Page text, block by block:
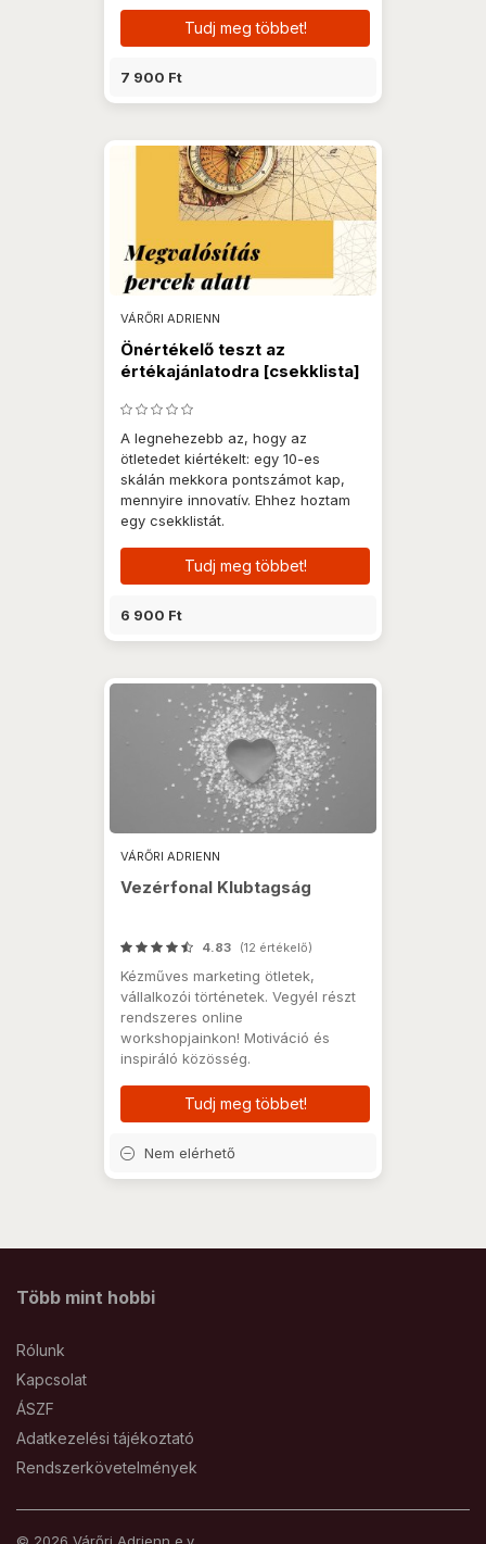
Tudj meg többet!
7 900 Ft
VÁRŐRI ADRIENN
Önértékelő teszt az
értékajánlatodra [csekklista]
A legnehezebb az, hogy az
ötletedet kiértékelt: egy 10-es
skálán mekkora pontszámot kap,
mennyire innovatív. Ehhez hoztam
egy csekklistát.
Tudj meg többet!
6 900 Ft
VÁRŐRI ADRIENN
Vezérfonal Klubtagság
4.83 (12 értékelő)
Kézműves marketing ötletek,
vállalkozói történetek. Vegyél részt
rendszeres online
workshopjainkon! Motiváció és
inspiráló közösség.
Tudj meg többet!
Nem elérhető
Több mint hobbi
Rólunk
Kapcsolat
ÁSZF
Adatkezelési tájékoztató
Rendszerkövetelmények